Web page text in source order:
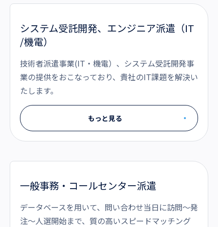
システム受託開発、エンジニア派遣（IT
/機電）
技術者派遣事業(IT・機電）、システム受託開発事
業の提供をおこなっており、貴社のIT課題を解決い
たします。
もっと見る
一般事務・コールセンター派遣
データベースを用いて、問い合わせ当日に訪問～発
注～人選開始まで、質の高いスピードマッチング